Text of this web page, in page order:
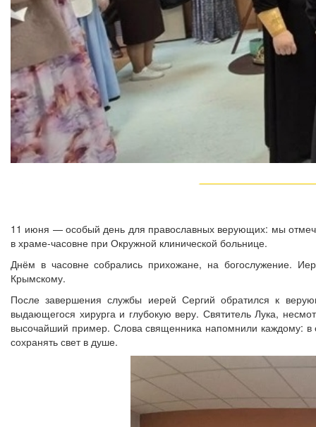
11 июня — особый день для православных верующих: мы
в храме‑часовне при Окружной клинической больнице.
Днём в часовне собрались прихожане, на богослужение.
Крымскому.
После завершения службы иерей Сергий обратился к
выдающегося хирурга и глубокую веру. Святитель Лука,
высочайший пример. Слова священника напомнили каждому: в
сохранять свет в душе.